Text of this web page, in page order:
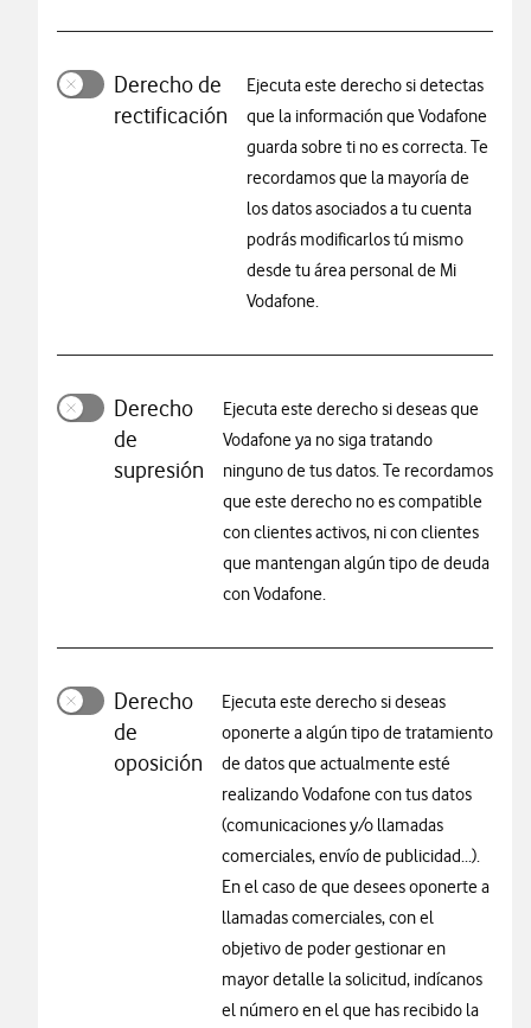
Derecho de
rectificación
Ejecuta este derecho si detectas
que la información que Vodafone
guarda sobre ti no es correcta. Te
recordamos que la mayoría de
los datos asociados a tu cuenta
podrás modificarlos tú mismo
desde tu área personal de Mi
Vodafone.
Derecho
de
supresión
Ejecuta este derecho si deseas que
Vodafone ya no siga tratando
ninguno de tus datos. Te recordamos
que este derecho no es compatible
con clientes activos, ni con clientes
que mantengan algún tipo de deuda
con Vodafone.
Derecho
de
oposición
Ejecuta este derecho si deseas
oponerte a algún tipo de tratamiento
de datos que actualmente esté
realizando Vodafone con tus datos
(comunicaciones y/o llamadas
comerciales, envío de publicidad...).
En el caso de que desees oponerte a
llamadas comerciales, con el
objetivo de poder gestionar en
mayor detalle la solicitud, indícanos
el número en el que has recibido la